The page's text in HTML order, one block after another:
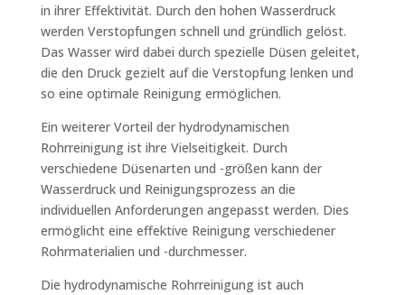
in ihrer Effektivität. Durch den hohen Wasserdruck
werden Verstopfungen schnell und gründlich gelöst.
Das Wasser wird dabei durch spezielle Düsen geleitet,
die den Druck gezielt auf die Verstopfung lenken und
so eine optimale Reinigung ermöglichen.
Ein weiterer Vorteil der hydrodynamischen
Rohrreinigung ist ihre Vielseitigkeit. Durch
verschiedene Düsenarten und -größen kann der
Wasserdruck und Reinigungsprozess an die
individuellen Anforderungen angepasst werden. Dies
ermöglicht eine effektive Reinigung verschiedener
Rohrmaterialien und -durchmesser.
Die hydrodynamische Rohrreinigung ist auch